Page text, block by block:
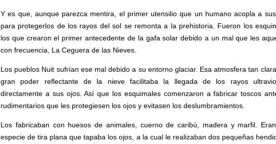
Y es que, aunque parezca mentira, el primer utensilio que un humano acopla a
para protegerlos de los rayos del sol se remonta a la prehistoria. Fueron los
los que crearon el primer antecedente de la gafa solar debido a un mal que les
con frecuencia, La Ceguera de las Nieves.
Los pueblos Nuit sufrían ese mal debido a su entorno glaciar. Esa atmosfera tan
gran poder reflectante de la nieve facilitaba la llegada de los rayos
directamente a sus ojos. Así que los esquimales comenzaron a fabricar toscos
rudimentarios que les protegiesen los ojos y evitasen los deslumbramientos.
Los fabricaban con huesos de animales, cuerno de caribú, madera y marfil.
especie de tira plana que tapaba los ojos, a la cual le realizaban dos pequeñas